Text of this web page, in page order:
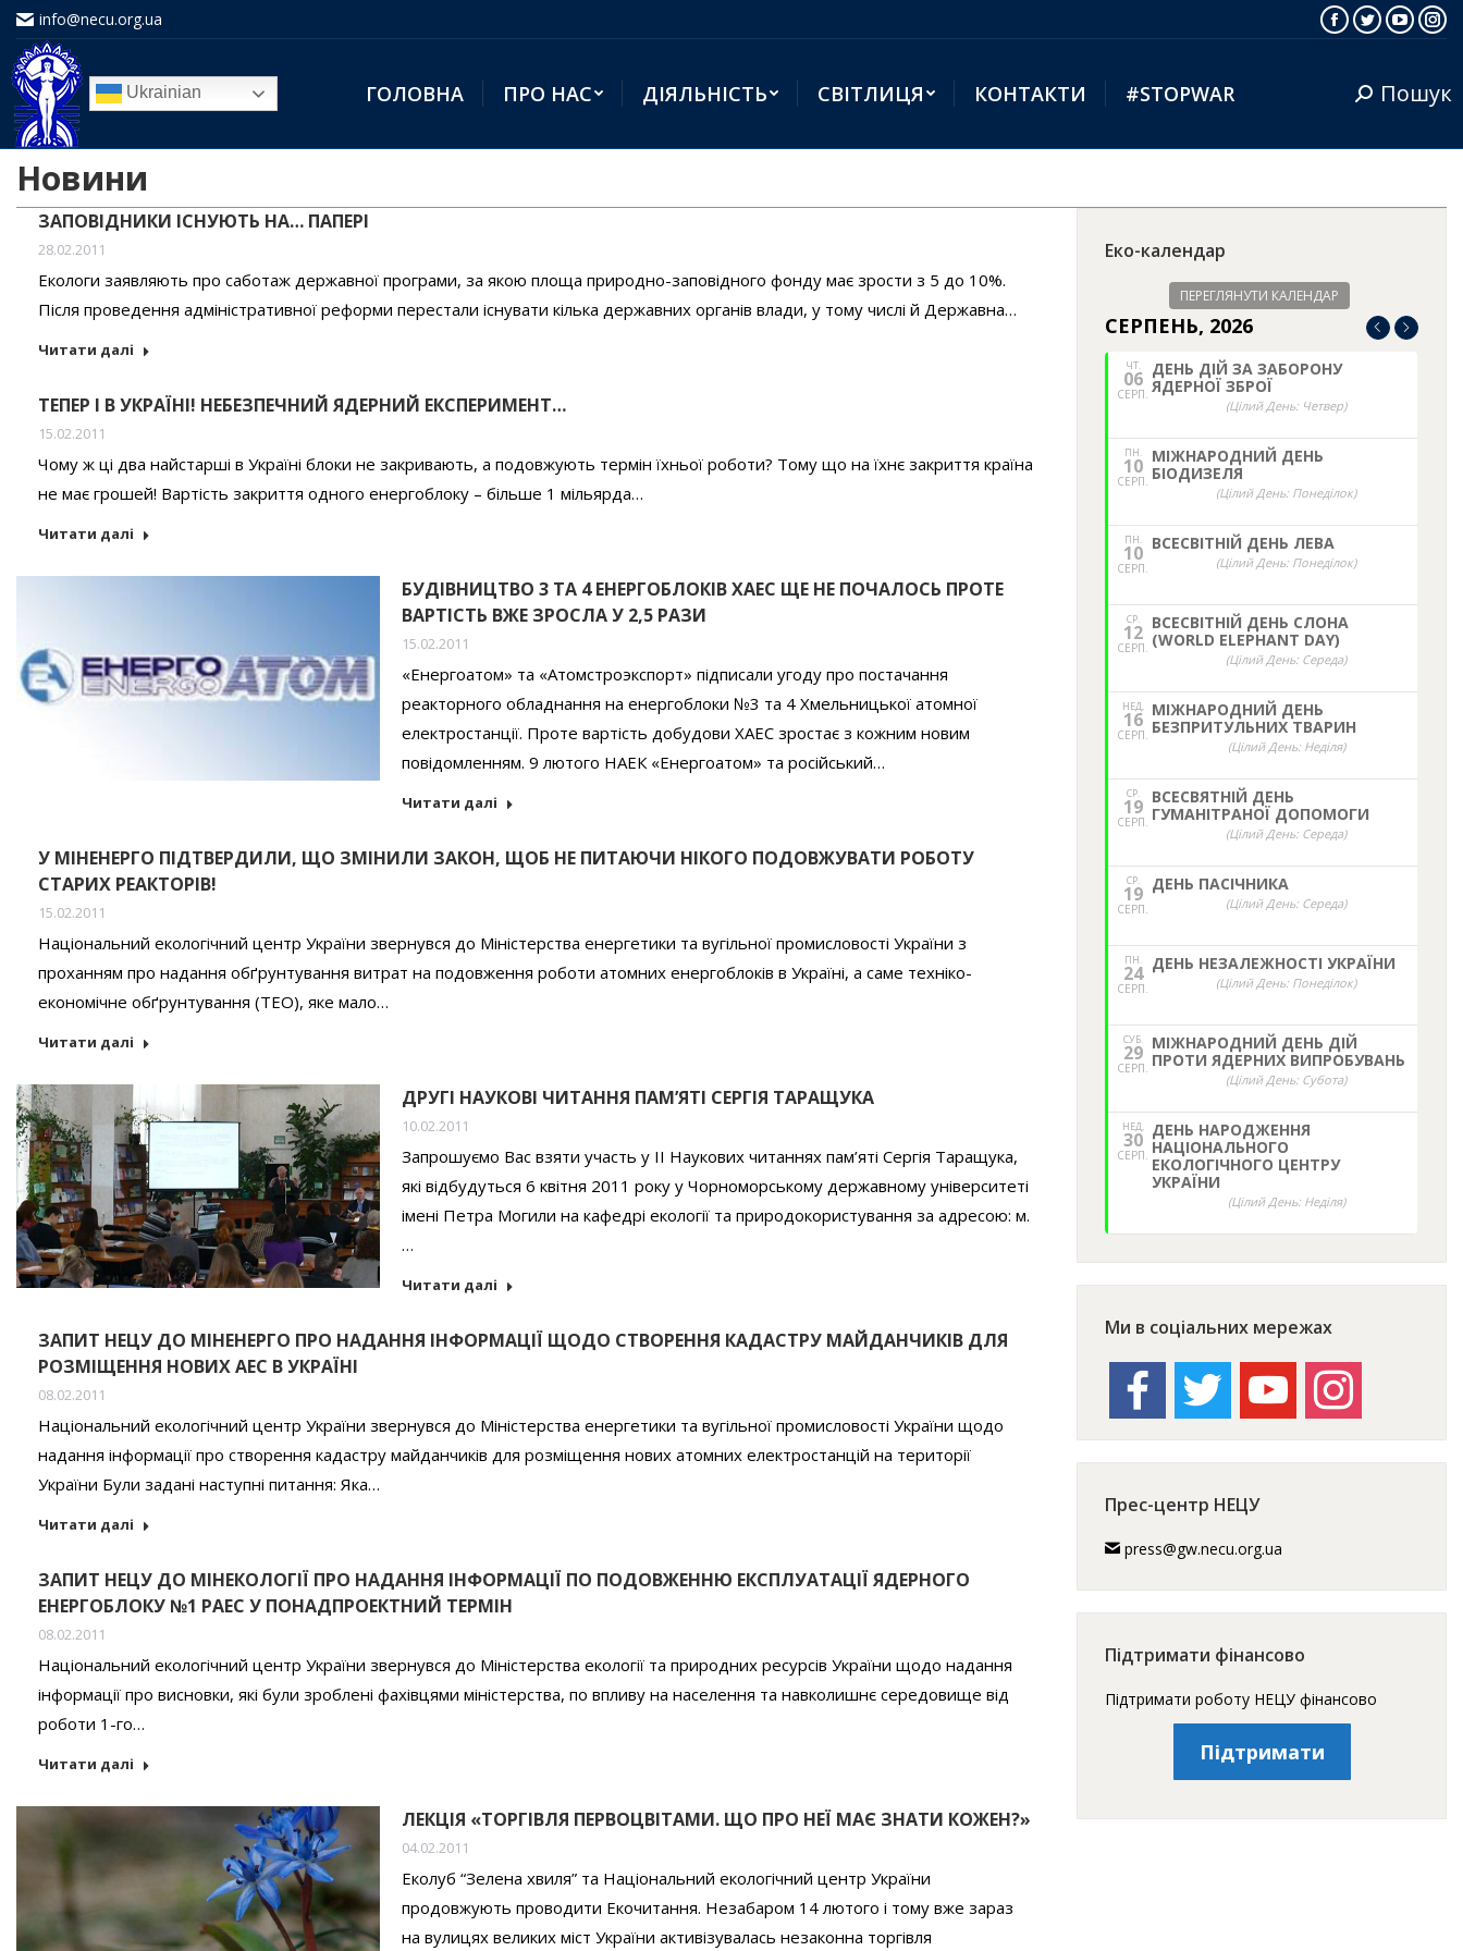
info@necu.org.ua
Facebook
Twitter
Ukrainian ГОЛОВНА ПРО НАС ДІЯЛЬНІСТЬ СВІТЛИЦЯ КОНТАКТИ #STOPWAR Search:Пошук
Новини
ЗАПОВІДНИКИ ІСНУЮТЬ НА… ПАПЕРІ
28.02.2011
Екологи заявляють про саботаж державної програми, за якою площа природно-заповідного фонду має зрости з 5 до 10%.
Після проведення адміністративної реформи перестали існувати кілька державних органів влади, у тому числі й Державна…
Читати далі
ТЕПЕР І В УКРАЇНІ! НЕБЕЗПЕЧНИЙ ЯДЕРНИЙ ЕКСПЕРИМЕНТ…
15.02.2011
Чому ж ці два найстарші в Україні блоки не закривають, а подовжують термін їхньої роботи? Тому що на їхнє закриття країна
не має грошей! Вартість закриття одного енергоблоку – більше 1 мільярда…
Читати далі
БУДІВНИЦТВО 3 ТА 4 ЕНЕРГОБЛОКІВ ХАЕС ЩЕ НЕ ПОЧАЛОСЬ ПРОТЕ
ВАРТІСТЬ ВЖЕ ЗРОСЛА У 2,5 РАЗИ
15.02.2011
«Енергоатом» та «Атомстроэкспорт» підписали угоду про постачання
реакторного обладнання на енергоблоки №3 та 4 Хмельницької атомної
електростанції. Проте вартість добудови ХАЕС зростає з кожним новим
повідомленням. 9 лютого НАЕК «Енергоатом» та російський…
Читати далі
У МІНЕНЕРГО ПІДТВЕРДИЛИ, ЩО ЗМІНИЛИ ЗАКОН, ЩОБ НЕ ПИТАЮЧИ НІКОГО ПОДОВЖУВАТИ РОБОТУ
СТАРИХ РЕАКТОРІВ!
15.02.2011
Національний екологічний центр України звернувся до Міністерства енергетики та вугільної промисловості України з
проханням про надання обґрунтування витрат на подовження роботи атомних енергоблоків в Україні, а саме техніко-
економічне обґрунтування (ТЕО), яке мало…
Читати далі
ДРУГІ НАУКОВІ ЧИТАННЯ ПАМ’ЯТІ СЕРГІЯ ТАРАЩУКА
10.02.2011
Запрошуємо Вас взяти участь у ІІ Наукових читаннях пам’яті Сергія Таращука,
які відбудуться 6 квітня 2011 року у Чорноморському державному університеті
імені Петра Могили на кафедрі екології та природокористування за адресою: м.
…
Читати далі
ЗАПИТ НЕЦУ ДО МІНЕНЕРГО ПРО НАДАННЯ ІНФОРМАЦІЇ ЩОДО СТВОРЕННЯ КАДАСТРУ МАЙДАНЧИКІВ ДЛЯ
РОЗМІЩЕННЯ НОВИХ АЕС В УКРАЇНІ
08.02.2011
Національний екологічний центр України звернувся до Міністерства енергетики та вугільної промисловості України щодо
надання інформації про створення кадастру майданчиків для розміщення нових атомних електростанцій на території
України Були задані наступні питання: Яка…
Читати далі
ЗАПИТ НЕЦУ ДО МІНЕКОЛОГІЇ ПРО НАДАННЯ ІНФОРМАЦІЇ ПО ПОДОВЖЕННЮ ЕКСПЛУАТАЦІЇ ЯДЕРНОГО
ЕНЕРГОБЛОКУ №1 РАЕС У ПОНАДПРОЕКТНИЙ ТЕРМІН
08.02.2011
Національний екологічний центр України звернувся до Міністерства екології та природних ресурсів України щодо надання
інформації про висновки, які були зроблені фахівцями міністерства, по впливу на населення та навколишнє середовище від
роботи 1-го…
Читати далі
ЛЕКЦІЯ «ТОРГІВЛЯ ПЕРВОЦВІТАМИ. ЩО ПРО НЕЇ МАЄ ЗНАТИ КОЖЕН?»
04.02.2011
Еколуб “Зелена хвиля” та Національний екологічний центр України
продовжують проводити Екочитання. Незабаром 14 лютого і тому вже зараз
на вулицях великих міст України активізувалась незаконна торгівля
Еко-календар
ПЕРЕГЛЯНУТИ КАЛЕНДАР
СЕРПЕНЬ, 2026
ЧТ.
06
СЕРП.
ДЕНЬ ДІЙ ЗА ЗАБОРОНУ
ЯДЕРНОЇ ЗБРОЇ
(Цілий День: Четвер)
ПН.
10
СЕРП.
МІЖНАРОДНИЙ ДЕНЬ
БІОДИЗЕЛЯ
(Цілий День: Понеділок)
ПН.
10
СЕРП.
ВСЕСВІТНІЙ ДЕНЬ ЛЕВА
(Цілий День: Понеділок)
СР.
12
СЕРП.
ВСЕСВІТНІЙ ДЕНЬ СЛОНА
(WORLD ELEPHANT DAY)
(Цілий День: Середа)
НЕД,
16
СЕРП.
МІЖНАРОДНИЙ ДЕНЬ
БЕЗПРИТУЛЬНИХ ТВАРИН
(Цілий День: Неділя)
СР.
19
СЕРП.
ВСЕСВЯТНІЙ ДЕНЬ
ГУМАНІТРАНОЇ ДОПОМОГИ
(Цілий День: Середа)
СР.
19
СЕРП.
ДЕНЬ ПАСІЧНИКА
(Цілий День: Середа)
ПН.
24
СЕРП.
ДЕНЬ НЕЗАЛЕЖНОСТІ УКРАЇНИ
(Цілий День: Понеділок)
СУБ.
29
СЕРП.
МІЖНАРОДНИЙ ДЕНЬ ДІЙ
ПРОТИ ЯДЕРНИХ ВИПРОБУВАНЬ
(Цілий День: Субота)
НЕД,
30
СЕРП.
ДЕНЬ НАРОДЖЕННЯ
НАЦІОНАЛЬНОГО
ЕКОЛОГІЧНОГО ЦЕНТРУ
УКРАЇНИ
(Цілий День: Неділя)
Ми в соціальних мережах
facebook twitter youtube instagram
Прес-центр НЕЦУ
press@gw.necu.org.ua
Підтримати фінансово
Підтримати роботу НЕЦУ фінансово
Підтримати